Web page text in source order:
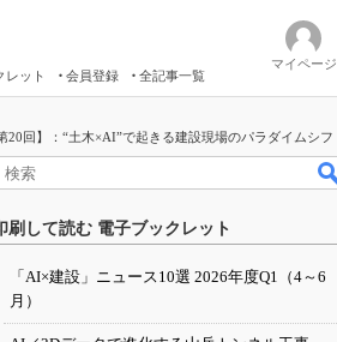
レット 会員登録 全記事一覧
マイページ
回】：“土木×AI”で起きる建設現場のパラダイムシフ
刷して読む 電子ブックレット
「AI×建設」ニュース10選 2026年度Q1（4～6
月）